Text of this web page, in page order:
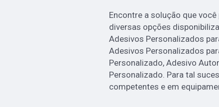
Encontre a solução que
diversas opções
Adesivos Personalizados
Adesivos Personalizados
Personalizado, Adesivo
Personalizado. Para tal
competentes e em